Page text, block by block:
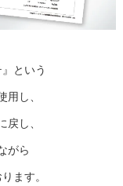
という
用し、
戻し、
がら
ます。